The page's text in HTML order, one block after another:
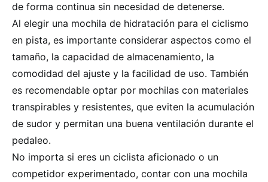
de forma continua sin necesidad de detenerse.
Al elegir una mochila de hidratación para el ciclismo
en pista, es importante considerar aspectos como el
tamaño, la capacidad de almacenamiento, la
comodidad del ajuste y la facilidad de uso. También
es recomendable optar por mochilas con materiales
transpirables y resistentes, que eviten la acumulación
de sudor y permitan una buena ventilación durante el
pedaleo.
No importa si eres un ciclista aficionado o un
competidor experimentado, contar con una mochila